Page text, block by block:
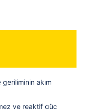
akım
ve reaktif güç